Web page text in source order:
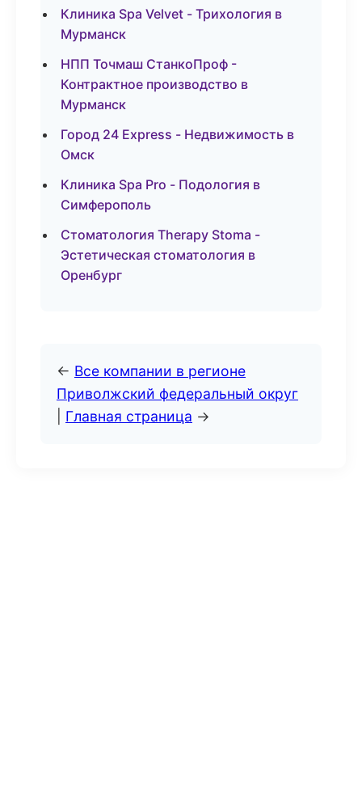
Клиника Spa Velvet - Трихология в
Мурманск
НПП Точмаш СтанкоПроф -
Контрактное производство в
Мурманск
Город 24 Express - Недвижимость в
Омск
Клиника Spa Pro - Подология в
Симферополь
Стоматология Therapy Stoma -
Эстетическая стоматология в
Оренбург
← Все компании в регионе
Приволжский федеральный округ
Главная страница →